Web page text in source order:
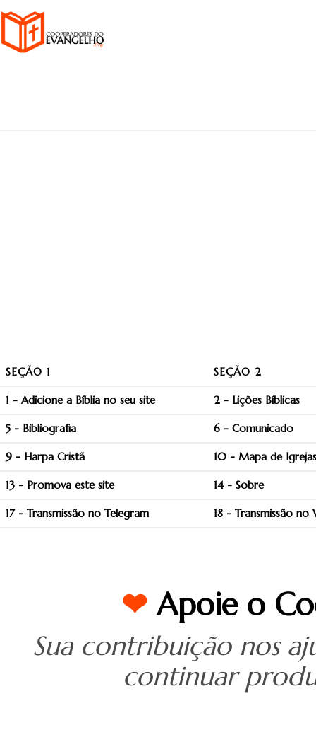
SEÇÃO 1 SEÇÃO 2
1 - Adicione a Bíblia no seu site 2 - Lições Bíblicas
5 - Bibliografia 6 - Comunicado
9 - Harpa Cristã 10 - Mapa de Igrejas
13 - Promova este site 14 - Sobre
17 - Transmissão no Telegram 18 - Transmissão no
❤ Apoie o
Sua contribuição nos
continuar